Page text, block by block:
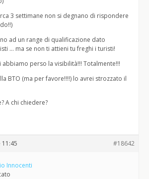
3 settimane non si degnano di rispondere
ad un range di qualificazione dato
… ma se non ti attieni tu freghi i turisti!
perso la visibilità!!! Totalmente!!!
BTO (ma per favore!!!!) lo avrei strozzato il
A chi chiedere?
#18642
Innocenti